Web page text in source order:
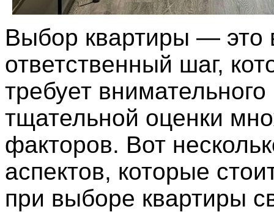
Выбор квартиры — это
ответственный шаг,
требует
тщательной оценки
факторов. Вот
аспектов, которые
при выборе квартиры